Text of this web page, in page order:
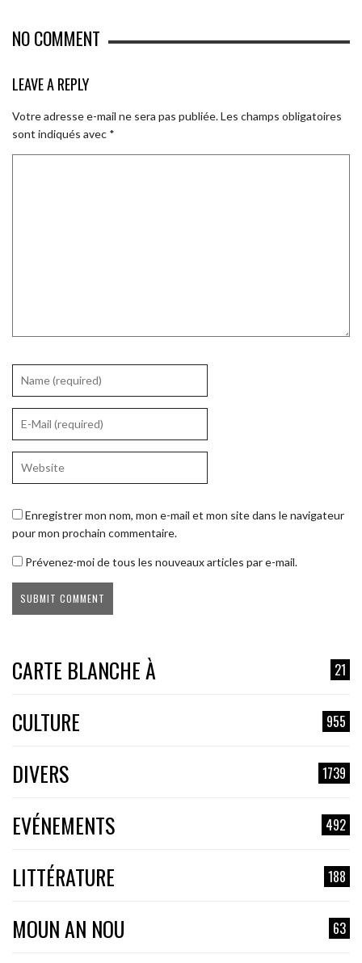
NO COMMENT
LEAVE A REPLY
Votre adresse e-mail ne sera pas publiée.Les champs obligatoires
sont indiqués avec *
Enregistrer mon nom, mon e-mail et mon site dans le navigateur
pour mon prochain commentaire.
Prévenez-moi de tous les nouveaux articles par e-mail.
CARTE BLANCHE À 21
CULTURE 955
DIVERS 1739
EVÉNEMENTS 492
LITTÉRATURE 188
MOUN AN NOU 63